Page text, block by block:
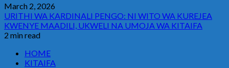
March 2, 2026
URITHI WA KARDINALI PENGO: NI WITO WA KUREJEA
KWENYE MAADILI, UKWELI NA UMOJA WA KITAIFA
2 min read
HOME
KITAIFA